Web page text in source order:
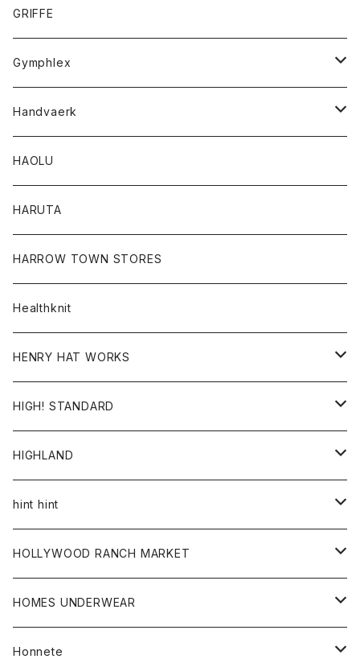
スカート
スカート
Tシャツ
Tシャツ
GRIFFE
Gymphlex
アウター
カーディガン
コート
トップス
シャツ
スウェット
レディース
カーディガン
コート
ボトム
パンツ
Handvaerk
トップス
Tシャツ
ロンTEE
HAOLU
HARUTA
HARROW TOWN STORES
Healthknit
HENRY HAT WORKS
帽子
HIGH! STANDARD
アウター
ジャケット
トップス
シャツ
カーディガン
ボトム
グッズ
帽子
HIGHLAND
帽子
hint hint
ストール
HOLLYWOOD RANCH MARKET
アウター
カーディガン
アクセサリー
HOMES UNDERWEAR
アウター
Honnete